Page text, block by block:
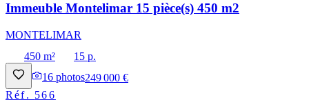
Immeuble Montelimar 15 pièce(s) 450 m2
MONTELIMAR
450 m²
15 p.
16 photos249 000 €
Réf. 566